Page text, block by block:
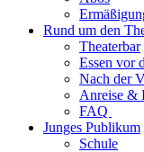
Rund um den
Theaterbar
Essen vor
Nach der
Anreise &
FAQ
Junges Publikum
Schule